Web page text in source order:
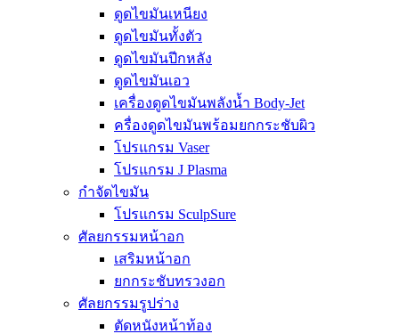
ดูดไขมันเหนียง
ดูดไขมันทั้งตัว
ดูดไขมันปีกหลัง
ดูดไขมันเอว
เครื่องดูดไขมันพลังน้ำ Body-Jet
ครื่องดูดไขมันพร้อมยกกระชับผิว
โปรแกรม Vaser
โปรแกรม J Plasma
กำจัดไขมัน
โปรแกรม SculpSure
ศัลยกรรมหน้าอก
เสริมหน้าอก
ยกกระชับทรวงอก
ศัลยกรรมรูปร่าง
ตัดหนังหน้าท้อง